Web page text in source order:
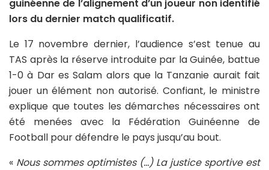
guinéenne de l’alignement d’un joueur non identifié
lors du dernier match qualificatif.
Le 17 novembre dernier, l’audience s’est tenue au
TAS après la réserve introduite par la Guinée, battue
1-0 à Dar es Salam alors que la Tanzanie aurait fait
jouer un élément non autorisé. Confiant, le ministre
explique que toutes les démarches nécessaires ont
été menées avec la Fédération Guinéenne de
Football pour défendre le pays jusqu’au bout.
« Nous sommes optimistes (…) La justice sportive est